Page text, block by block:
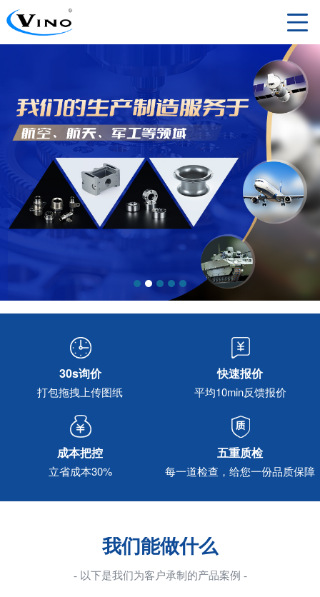
30s询价
打包拖拽上传图纸
快速报价
平均10min反馈报价
成本把控
立省成本30%
五重质检
每一道检查，给您一份品质保障
我们能做什么
- 以下是我们为客户承制的产品案例 -